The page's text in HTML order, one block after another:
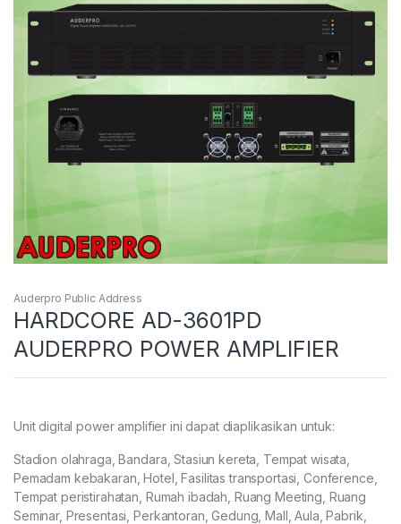
Auderpro Public Address
HARDCORE AD-3601PD
AUDERPRO POWER AMPLIFIER
Unit digital power amplifier ini dapat diaplikasikan untuk:
Stadion olahraga, Bandara, Stasiun kereta, Tempat wisata,
Pemadam kebakaran, Hotel, Fasilitas transportasi, Conference,
Tempat peristirahatan, Rumah ibadah, Ruang Meeting, Ruang
Seminar, Presentasi, Perkantoran, Gedung, Mall, Aula, Pabrik,